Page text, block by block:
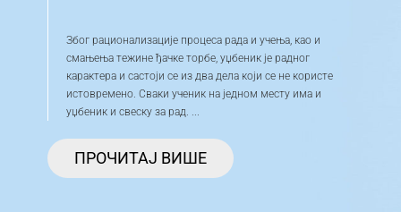
Због рационализације процеса рада и учења, као и
смањења тежине ђачке торбе, уџбеник је радног
карактера и састоји се из два дела који се не користе
истовремено. Сваки ученик на једном месту има и
уџбеник и свеску за рад. ...
ПРОЧИТАЈ ВИШЕ